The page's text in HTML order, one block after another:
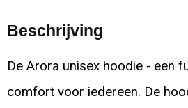
Beschrijving
De Arora unisex hoodie - een
comfort voor iedereen. De